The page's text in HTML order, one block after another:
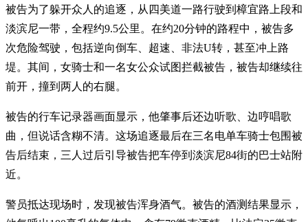
被告为了躲开众人的追逐，从四美道一路行驶到樟宜路上段和
淡滨尼一带，全程约9.5公里。在约20分钟的路程中，被告多
次危险驾驶，包括逆向倒车、超速、非法U转，甚至冲上路
堤。其间，女骑士和一名女公众试图拦截被告，被告却继续往
前开，撞到两人的右腿。
被告的行车记录器画面显示，他肇事后还边听歌、边哼唱歌
曲，但说话含糊不清。这场追逐最后在三名电单车骑士包围被
告后结束，三人过后引导被告把车停到淡滨尼84街的巴士站附
近。
警员抵达现场时，发现被告浑身酒气。被告的酒测结果显示，